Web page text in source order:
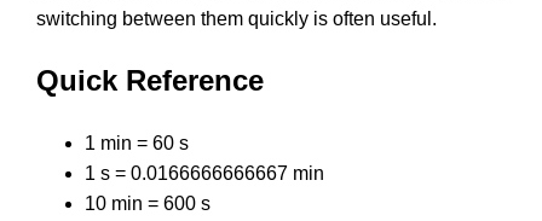
switching between them quickly is often useful.
Quick Reference
1 min = 60 s
1 s = 0.0166666666667 min
10 min = 600 s